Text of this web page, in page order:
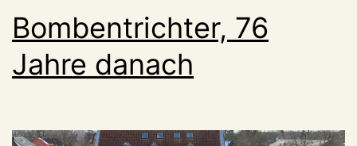
Bombentrichter, 76
Jahre danach